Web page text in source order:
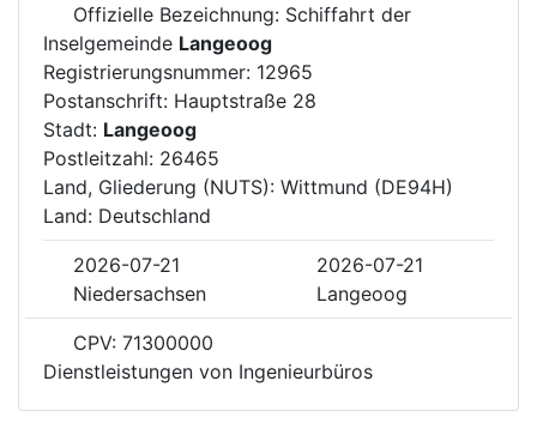
Offizielle Bezeichnung: Schiffahrt der
Inselgemeinde Langeoog
Registrierungsnummer: 12965
Postanschrift: Hauptstraße 28
Stadt: Langeoog
Postleitzahl: 26465
Land, Gliederung (NUTS): Wittmund (DE94H)
Land: Deutschland
2026-07-21
2026-07-21
Niedersachsen
Langeoog
CPV: 71300000
Dienstleistungen von Ingenieurbüros